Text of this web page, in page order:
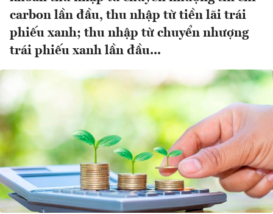
carbon lần đầu, thu nhập từ tiền lãi trái
phiếu xanh; thu nhập từ chuyển nhượng
trái phiếu xanh lần đầu...